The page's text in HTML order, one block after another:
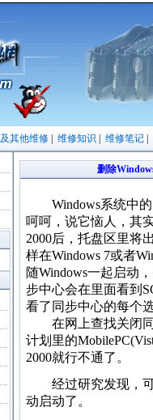
其他维修 维修知识 维修笔记
删除
Windows系统中的
呵呵，说它恼人，其
2000后，托盘区里将
样在Windows 7或者
随Windows一起启动
步中心会在里面看到
看了同步中心的每个
在网上查找关闭同
计划里的
2000就行不通了。
经过研究发现，可
动启动了。